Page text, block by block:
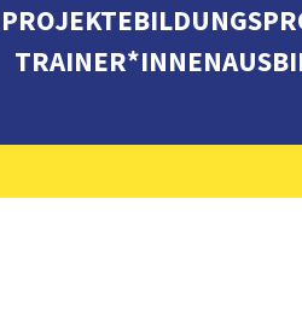
PROJEKTE